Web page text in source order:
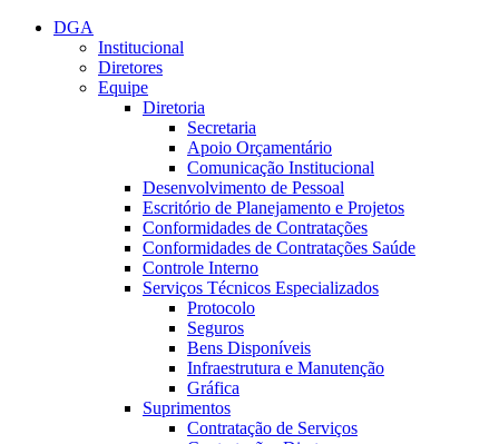
Conteúdo principal
DGA
Institucional
Diretores
Equipe
Diretoria
Secretaria
Apoio Orçamentário
Comunicação Institucional
Desenvolvimento de Pessoal
Escritório de Planejamento e Projetos
Conformidades de Contratações
Conformidades de Contratações Saúde
Controle Interno
Serviços Técnicos Especializados
Protocolo
Seguros
Bens Disponíveis
Infraestrutura e Manutenção
Gráfica
Suprimentos
Contratação de Serviços